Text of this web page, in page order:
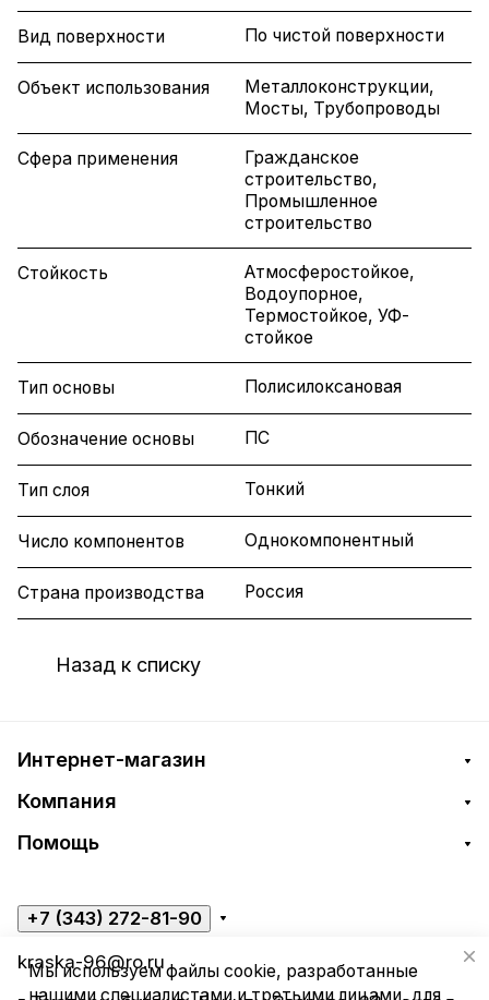
Вид поверхности По чистой поверхности
Объект использования
Металлоконструкции,
Мосты, Трубопроводы
Сфера применения
Гражданское
строительство,
Промышленное
строительство
Стойкость
Атмосферостойкое,
Водоупорное,
Термостойкое, УФ-
стойкое
Тип основы Полисилоксановая
Обозначение основы ПС
Тип слоя Тонкий
Число компонентов Однокомпонентный
Страна производства Россия
Назад к списку
Интернет-магазин
Компания
Помощь
+7 (343) 272-81-90
kraska-96@ro.ru
Мы используем файлы cookie, разработанные
нашими специалистами и третьими лицами, для